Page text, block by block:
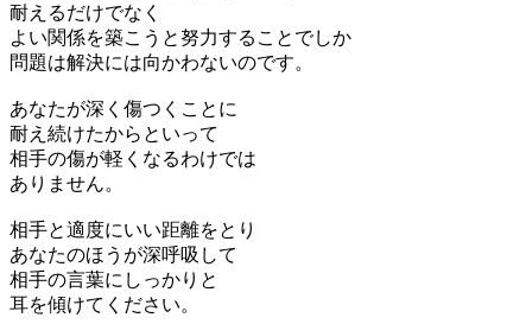
耐えるだけでなく
よい関係を築こうと努力することでしか
問題は解決には向かわないのです。
あなたが深く傷つくことに
耐え続けたからといって
相手の傷が軽くなるわけでは
ありません。
相手と適度にいい距離をとり
あなたのほうが深呼吸して
相手の言葉にしっかりと
耳を傾けてください。